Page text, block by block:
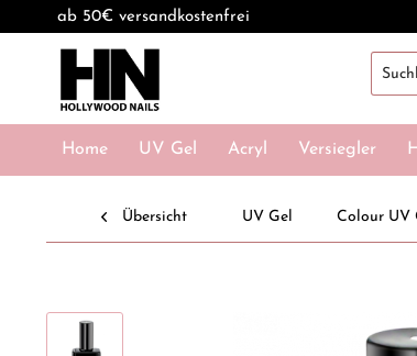
ab 50€ versandkostenfrei
Home UV Gel Acryl Versiegler
Übersicht UV Gel Colour UV